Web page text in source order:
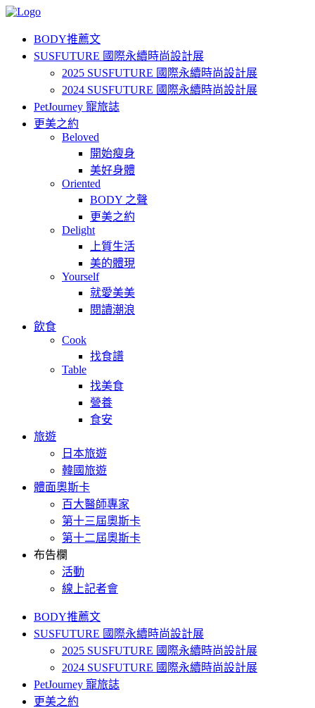
BODY推薦文
SUSFUTURE 國際永續時尚設計展
2025 SUSFUTURE 國際永續時尚設計展
2024 SUSFUTURE 國際永續時尚設計展
PetJourney 寵旅誌
更美之約
Beloved
開始瘦身
美好身體
Oriented
BODY 之聲
更美之約
Delight
上質生活
美的體現
Yourself
就愛美美
閱讀潮浪
飲食
Cook
找食譜
Table
找美食
營養
食安
旅遊
日本旅遊
韓國旅遊
體面奧斯卡
百大醫師專家
第十三屆奧斯卡
第十二屆奧斯卡
布告欄
活動
線上記者會
BODY推薦文
SUSFUTURE 國際永續時尚設計展
2025 SUSFUTURE 國際永續時尚設計展
2024 SUSFUTURE 國際永續時尚設計展
PetJourney 寵旅誌
更美之約